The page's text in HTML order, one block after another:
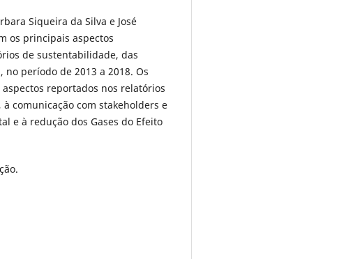
Siqueira da Silva e José
os principais aspectos
de sustentabilidade, das
no período de 2013 a 2018. Os
reportados nos relatórios
comunicação com stakeholders e
e à redução dos Gases do Efeito